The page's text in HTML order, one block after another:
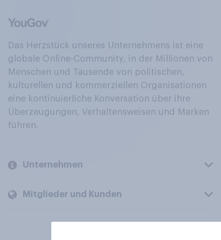
Das Herzstück unseres Unternehmens ist eine
globale Online-Community, in der Millionen von
Menschen und Tausende von politischen,
kulturellen und kommerziellen Organisationen
eine kontinuierliche Konversation über ihre
Überzeugungen, Verhaltensweisen und Marken
führen.
Unternehmen
Mitglieder und Kunden